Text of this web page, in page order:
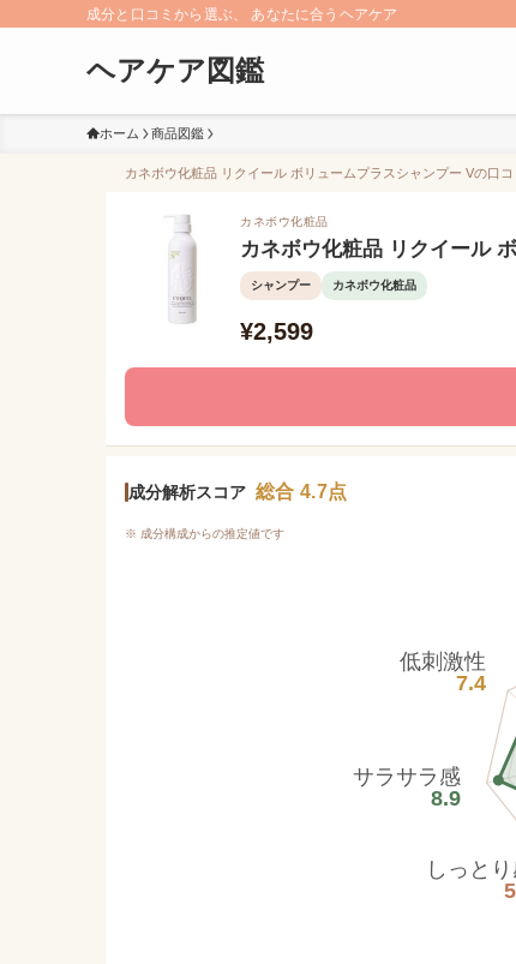
成分と口コミから選ぶ、 あなたに合うヘアケア
ヘアケア図鑑
ホーム 商品図鑑
カネボウ化粧品 リクイール ボリュームプラスシャンプー Vの口
カネボウ化粧品
カネボウ化粧品 リクイール
シャンプー カネボウ化粧品
¥2,599
成分解析スコア 総合 4.7点
※ 成分構成からの推定値です
しっと
サラサラ感
8.9
低刺激性
7.4